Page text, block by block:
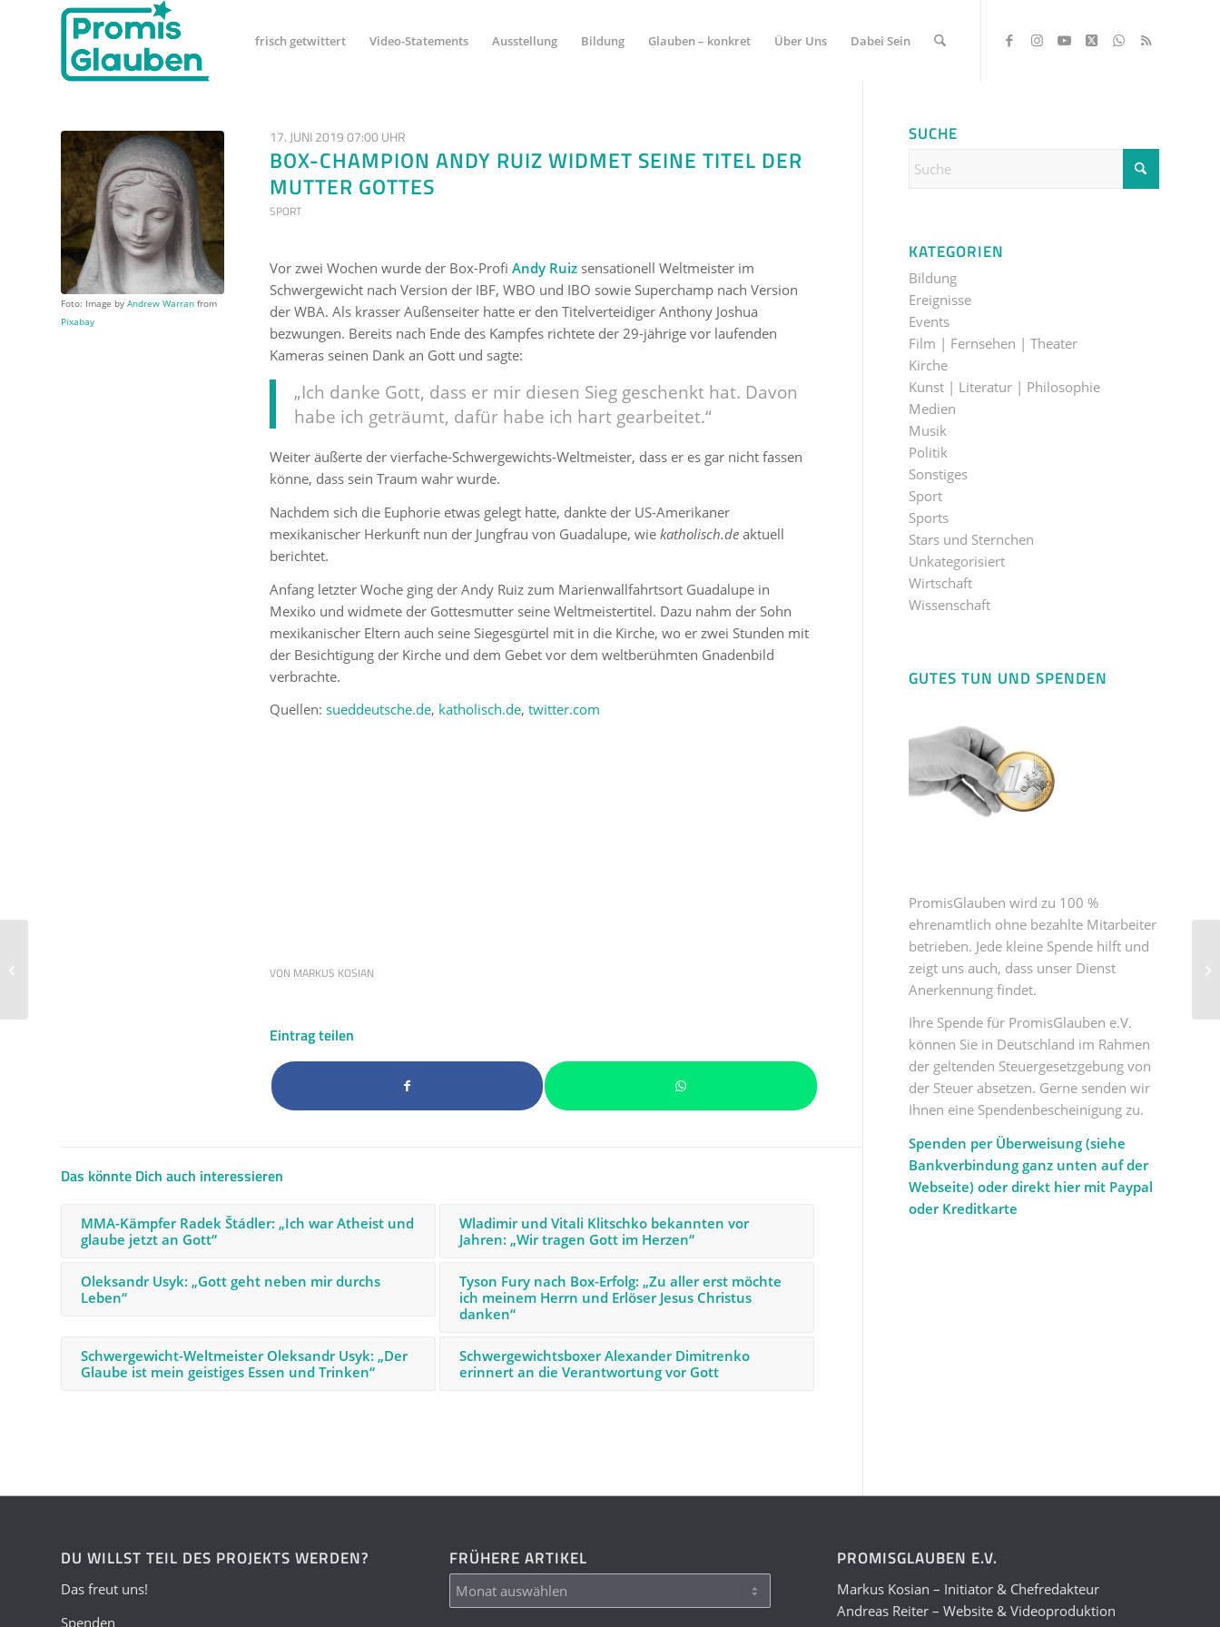
frisch getwittert Video-Statements Ausstellung Bildung Glauben – konkret Über Uns Dabei Sein
Foto: Image by Andrew Warran from
Pixabay
17. JUNI 2019 07:00 UHR
BOX-CHAMPION ANDY RUIZ WIDMET SEINE TITEL DER
MUTTER GOTTES
SPORT
Vor zwei Wochen wurde der Box-Profi Andy Ruiz sensationell Weltmeister im
Schwergewicht nach Version der IBF, WBO und IBO sowie Superchamp nach Version
der WBA. Als krasser Außenseiter hatte er den Titelverteidiger Anthony Joshua
bezwungen. Bereits nach Ende des Kampfes richtete der 29-jährige vor laufenden
Kameras seinen Dank an Gott und sagte:
„Ich danke Gott, dass er mir diesen Sieg geschenkt hat. Davon
habe ich geträumt, dafür habe ich hart gearbeitet.“
Weiter äußerte der vierfache-Schwergewichts-Weltmeister, dass er es gar nicht fassen
könne, dass sein Traum wahr wurde.
Nachdem sich die Euphorie etwas gelegt hatte, dankte der US-Amerikaner
mexikanischer Herkunft nun der Jungfrau von Guadalupe, wie katholisch.de aktuell
berichtet.
Anfang letzter Woche ging der Andy Ruiz zum Marienwallfahrtsort Guadalupe in
Mexiko und widmete der Gottesmutter seine Weltmeistertitel. Dazu nahm der Sohn
mexikanischer Eltern auch seine Siegesgürtel mit in die Kirche, wo er zwei Stunden mit
der Besichtigung der Kirche und dem Gebet vor dem weltberühmten Gnadenbild
verbrachte.
Quellen: sueddeutsche.de, katholisch.de, twitter.com
VON MARKUS KOSIAN
Eintrag teilen
Das könnte Dich auch interessieren
MMA-Kämpfer Radek Štádler: „Ich war Atheist und
glaube jetzt an Gott“
Wladimir und Vitali Klitschko bekannten vor
Jahren: „Wir tragen Gott im Herzen“
Oleksandr Usyk: „Gott geht neben mir durchs
Leben“
Tyson Fury nach Box-Erfolg: „Zu aller erst möchte
ich meinem Herrn und Erlöser Jesus Christus
danken“
Schwergewicht-Weltmeister Oleksandr Usyk: „Der
Glaube ist mein geistiges Essen und Trinken“
Schwergewichtsboxer Alexander Dimitrenko
erinnert an die Verantwortung vor Gott
SUCHE
KATEGORIEN
Bildung
Ereignisse
Events
Film | Fernsehen | Theater
Kirche
Kunst | Literatur | Philosophie
Medien
Musik
Politik
Sonstiges
Sport
Sports
Stars und Sternchen
Unkategorisiert
Wirtschaft
Wissenschaft
GUTES TUN UND SPENDEN
PromisGlauben wird zu 100 %
ehrenamtlich ohne bezahlte Mitarbeiter
betrieben. Jede kleine Spende hilft und
zeigt uns auch, dass unser Dienst
Anerkennung findet.
Ihre Spende für PromisGlauben e.V.
können Sie in Deutschland im Rahmen
der geltenden Steuergesetzgebung von
der Steuer absetzen. Gerne senden wir
Ihnen eine Spendenbescheinigung zu.
Spenden per Überweisung (siehe
Bankverbindung ganz unten auf der
Webseite) oder direkt hier mit Paypal
oder Kreditkarte
DU WILLST TEIL DES PROJEKTS WERDEN?
Das freut uns!
Spenden
FRÜHERE ARTIKEL PROMISGLAUBEN E.V.
Markus Kosian – Initiator & Chefredakteur
Andreas Reiter – Website & Videoproduktion